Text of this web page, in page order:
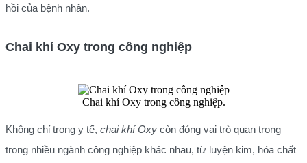
hồi của bệnh nhân.
Chai khí Oxy trong công nghiệp
Chai khí Oxy trong công nghiệp.
Không chỉ trong y tế, chai khí Oxy còn đóng vai trò quan trọng
trong nhiều ngành công nghiệp khác nhau, từ luyện kim, hóa chất